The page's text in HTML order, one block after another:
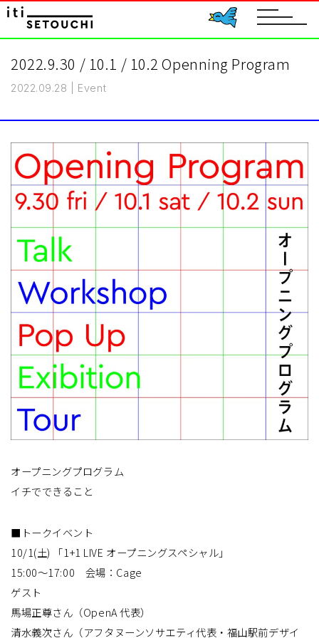
toggle
2022.9.30 / 10.1 / 10.2 Openning Program
2022.09.28 Event
オープニングプログラム
イチでできること
■トークイベント
10/1(土) 「1+1 LIVE オープニングスペシャル」
15:00～17:00 会場：Cage
ゲスト
馬場正尊さん（OpenA 代表）
清水義次さん（アフタヌーンソサエティ代表・福山駅前デザイ